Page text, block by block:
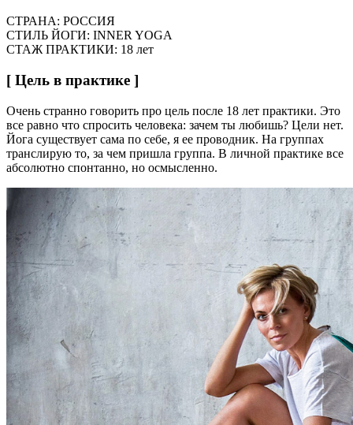
СТРАНА: РОССИЯ
СТИЛЬ ЙОГИ: INNER YOGA
СТАЖ ПРАКТИКИ: 18 лет
[ Цель в практике ]
Очень странно говорить про цель после 18 лет практики. Это
все равно что спросить человека: зачем ты любишь? Цели нет.
Йога существует сама по себе, я ее проводник. На группах
транслирую то, за чем пришла группа. В личной практике все
абсолютно спонтанно, но осмысленно.